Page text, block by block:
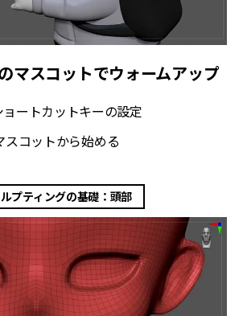
マスコットでウォームアップ
ートカットキーの設定
コットから始める
プティングの基礎：頭部